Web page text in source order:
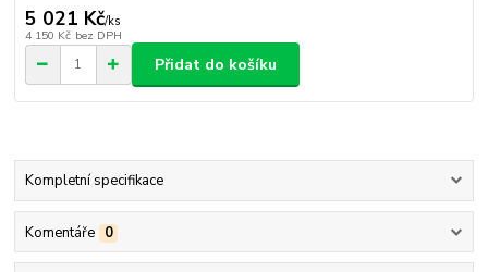
5 021 Kč/ks
4 150 Kč bez DPH
Přidat do košíku
Kompletní specifikace
Komentáře 0